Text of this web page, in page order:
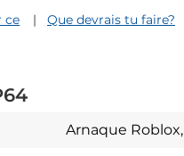
ce Que devrais tu faire?
Arnaque Roblox,